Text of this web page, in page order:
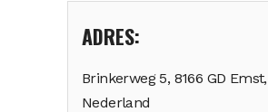
ADRES:
Brinkerweg 5, 8166 GD Emst,
Nederland